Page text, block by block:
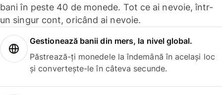
bani în peste 40 de monede. Tot ce ai nevoie, într-
un singur cont, oricând ai nevoie.
Gestionează banii din mers, la nivel global.
Păstrează-ți monedele la îndemână în același loc
și convertește-le în câteva secunde.